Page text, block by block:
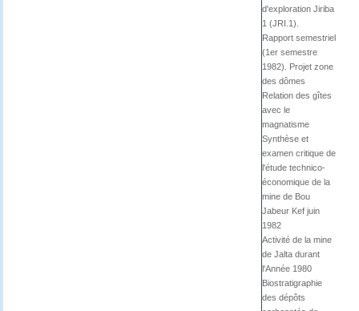
d'exploration Jiriba
1 (JRI.1).
Rapport semestriel
(1er semestre
1982). Projet zone
des dômes
Relation des gîtes
avec le
magnatisme
Synthèse et
examen critique de
l'étude technico-
économique de la
mine de Bou
Jabeur Kef juin
1982
Activité de la mine
de Jalta durant
l'Année 1980
Biostratigraphie
des dépôts